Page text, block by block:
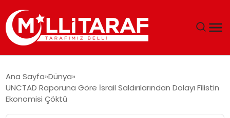
ÖZEL SAYFALAR
Ana Sayfa Dünya
UNCTAD Raporuna Göre İsrail Saldırılarından Dolayı Filistin
Ekonomisi Çöktü